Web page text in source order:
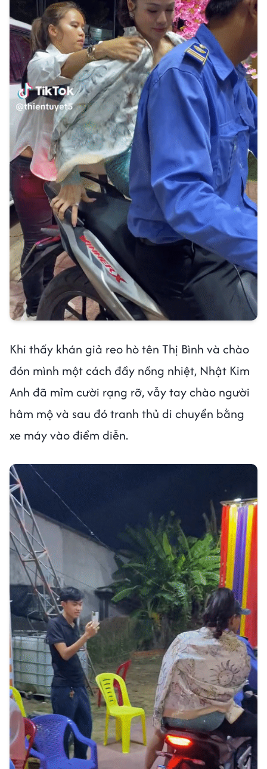
Khi thấy khán giả reo hò tên Thị Bình và chào
đón mình một cách đầy nồng nhiệt, Nhật Kim
Anh đã mỉm cười rạng rỡ, vẫy tay chào người
hâm mộ và sau đó tranh thủ di chuyển bằng
xe máy vào điểm diễn.